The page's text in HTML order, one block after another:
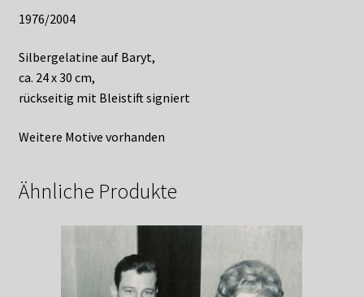
1976/2004
Silbergelatine auf Baryt,
ca. 24 x 30 cm,
rückseitig mit Bleistift signiert
Weitere Motive vorhanden
Ähnliche Produkte